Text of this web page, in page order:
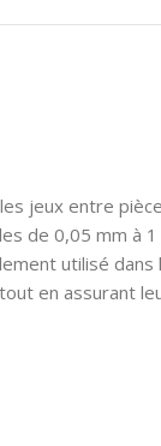
jeux entre
de 0,05 mm à
utilisé dans
en assurant